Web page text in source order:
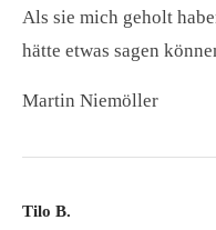
Als sie mich geholt
hätte etwas sagen
Martin Niemöller
Tilo B.